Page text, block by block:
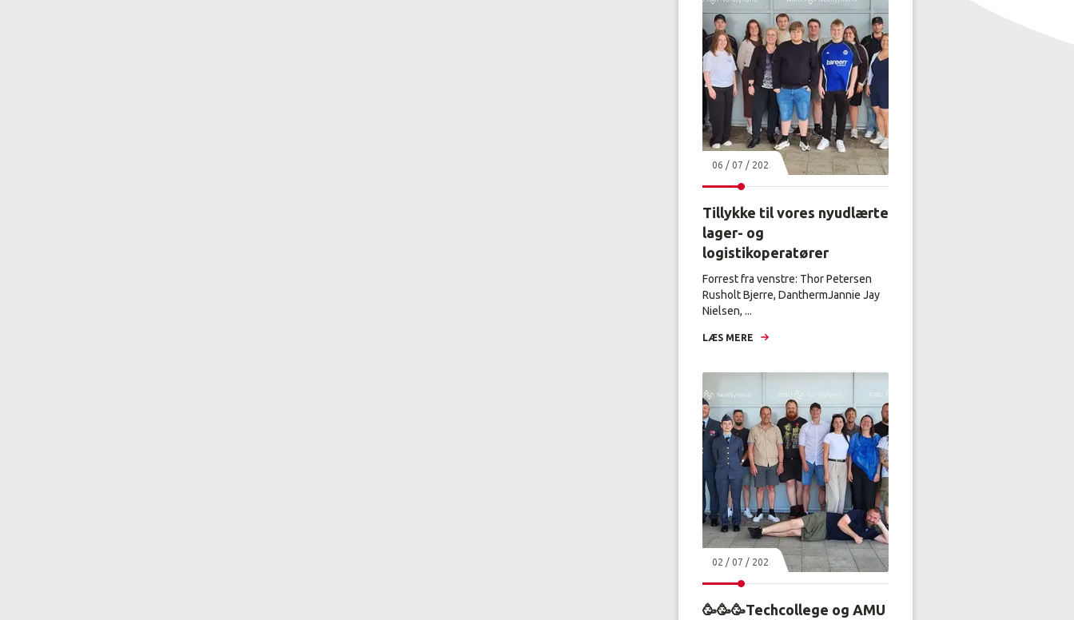
06 / 07 / 2026
Tillykke til vores nyudlærte
lager- og
logistikoperatører
Forrest fra venstre: Thor Petersen
Rusholt Bjerre, DanthermJannie Jay
Nielsen, ...
LÆS MERE
02 / 07 / 2026
🥳🥳🥳Techcollege og AMU